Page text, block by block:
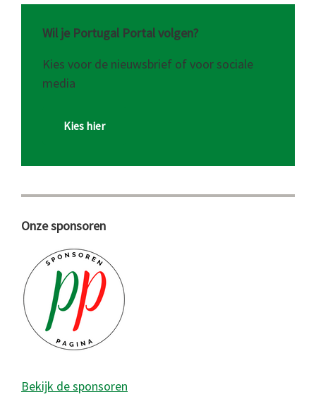
Wil je Portugal Portal volgen?
Kies voor de nieuwsbrief of voor sociale
media
Kies hier
Onze sponsoren
Bekijk de sponsoren